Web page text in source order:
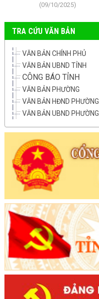
(09/10/2025)
TRA CỨU VĂN BẢN
VĂN BẢN CHÍNH PHỦ
VĂN BẢN UBND TỈNH
CÔNG BÁO TỈNH
VĂN BẢN PHƯỜNG
VĂN BẢN HĐND PHƯỜNG
VĂN BẢN UBND PHƯỜNG